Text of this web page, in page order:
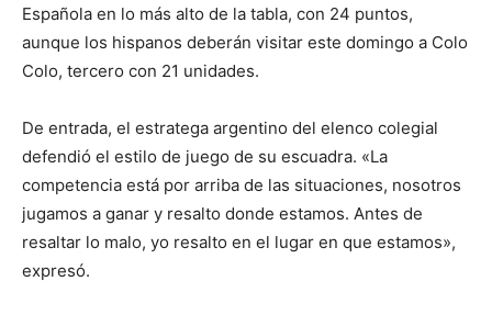
Española en lo más alto de la tabla, con 24 puntos,
aunque los hispanos deberán visitar este domingo a Colo
Colo, tercero con 21 unidades.
De entrada, el estratega argentino del elenco colegial
defendió el estilo de juego de su escuadra. «La
competencia está por arriba de las situaciones, nosotros
jugamos a ganar y resalto donde estamos. Antes de
resaltar lo malo, yo resalto en el lugar en que estamos»,
expresó.